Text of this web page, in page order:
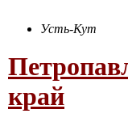
Усть-Кут
край